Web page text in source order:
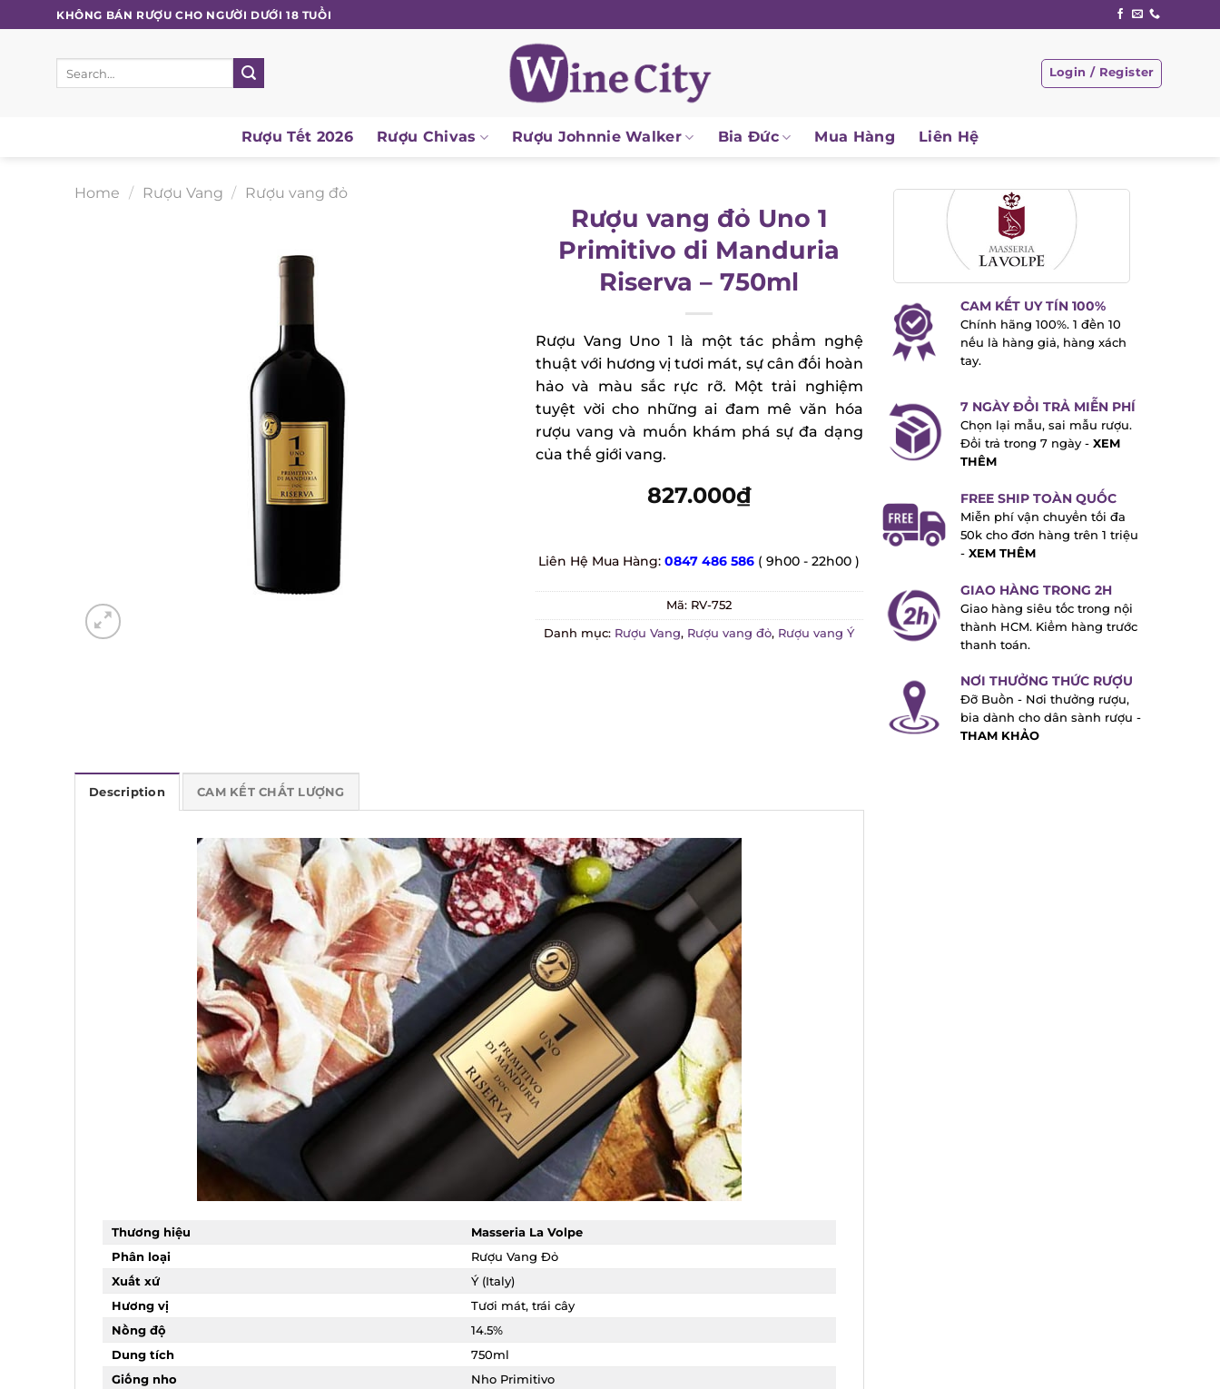
to
content
KHÔNG BÁN RƯỢU CHO NGƯỜI DƯỚI 18 TUỔI
Login / Register
Rượu Tết 2026 Rượu Chivas Rượu Johnnie Walker Bia Đức Mua Hàng Liên Hệ
Home Rượu Vang Rượu vang đỏ
Rượu vang đỏ Uno 1
Primitivo di Manduria
Riserva – 750ml
Rượu Vang Uno 1 là một tác phẩm nghệ
thuật với hương vị tươi mát, sự cân đối hoàn
hảo và màu sắc rực rỡ. Một trải nghiệm
tuyệt vời cho những ai đam mê văn hóa
rượu vang và muốn khám phá sự đa dạng
của thế giới vang.
827.000₫
Liên Hệ Mua Hàng:0847 486 586 ( 9h00 - 22h00 )
Mã:RV-752
Danh mục:Rượu Vang,Rượu vang đỏ,Rượu vang Ý
CAM KẾT UY TÍN 100%
Chính hãng 100%. 1 đền 10
nếu là hàng giả, hàng xách
tay.
7 NGÀY ĐỔI TRẢ MIỄN PHÍ
Chọn lại mẫu, sai mẫu rượu.
Đổi trả trong 7 ngày -XEM
THÊM
FREE SHIP TOÀN QUỐC
Miễn phí vận chuyển tối đa
50k cho đơn hàng trên 1 triệu
XEM THÊM
GIAO HÀNG TRONG 2H
Giao hàng siêu tốc trong nội
thành HCM. Kiểm hàng trước
thanh toán.
NƠI THƯỞNG THỨC RƯỢU
Đỡ Buồn - Nơi thưởng rượu,
bia dành cho dân sành rượu -
THAM KHẢO
Description CAM KẾT CHẤT LƯỢNG
Thương hiệu
Masseria La Volpe
Phân loại
Rượu Vang Đỏ
Xuất xứ
Ý (Italy)
Hương vị
Tươi mát, trái cây
Nồng độ
14.5%
Dung tích
750ml
Giống nho
Nho Primitivo